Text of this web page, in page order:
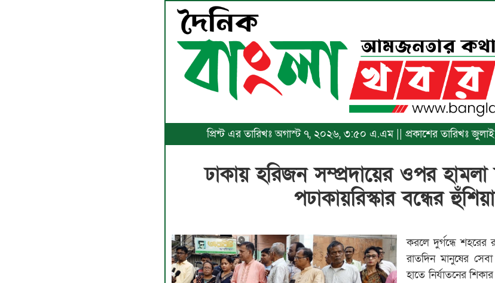
প্রিন্ট এর তারিখঃ অগাস্ট ৭, ২০২৬, ৩:৫০ এ.এম || প্রকাশের তারিখঃ
ঢাকায় হরিজন সম্প্রদায়ের ওপর হামলা
পঢাকায়রিস্কার বন্ধের
করলে দুর্গন্ধে শহরের
রাতদিন মানুষের
হাতে নির্যাতনের